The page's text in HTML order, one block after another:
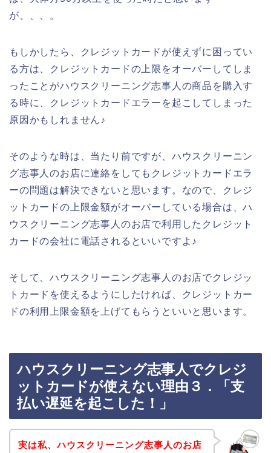
が、、、。
もしかしたら、クレジットカードが使えずに困ってい
る方は、クレジットカードの上限をオーバーしてしま
ったことがハウスクリーニング志事人の商品を購入す
る時に、クレジットカードエラーを起こしてしまった
原因かもしれません♪
そのような時は、当たり前ですが、ハウスクリーニン
グ志事人のお店に連絡をしてもクレジットカードエラ
ーの問題は解決できないと思います。なので、クレジ
ットカードの上限金額がオーバーしている場合は、ハ
ウスクリーニング志事人のお店で利用したクレジット
カードの会社に電話されるといいですよ♪
そして、ハウスクリーニング志事人のお店でクレジッ
トカードを使えるようにしたければ、クレジットカー
ドの利用上限金額を上げてもらうといいと思います。
ハウスクリーニング志事人でクレジ
ットカードが使えない理由３．「支
払い遅延を起こした！」
実は私、ハウスクリーニング志事人のお店